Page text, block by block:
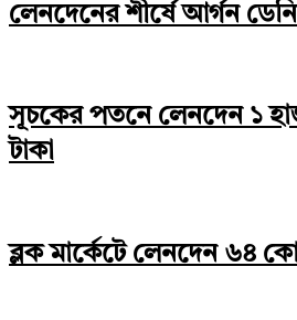
লেনদেনের শীর্ষে আর্গন
সূচকের পতনে লেনদেন ১
টাকা
ব্লক মার্কেটে লেনদেন ৬৪